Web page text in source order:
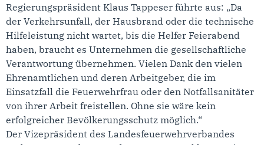
Regierungspräsident Klaus Tappeser führte aus: „Da
der Verkehrsunfall, der Hausbrand oder die technische
Hilfeleistung nicht wartet, bis die Helfer Feierabend
haben, braucht es Unternehmen die gesellschaftliche
Verantwortung übernehmen. Vielen Dank den vielen
Ehrenamtlichen und deren Arbeitgeber, die im
Einsatzfall die Feuerwehrfrau oder den Notfallsanitäter
von ihrer Arbeit freistellen. Ohne sie wäre kein
erfolgreicher Bevölkerungsschutz möglich.“
Der Vizepräsident des Landesfeuerwehrverbandes